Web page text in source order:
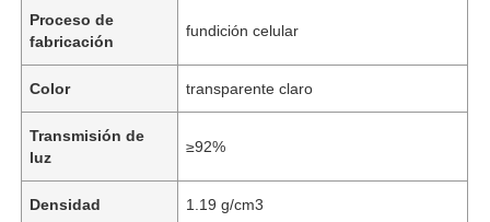
Proceso de
fabricación
fundición celular
Color transparente claro
Transmisión de
luz
≥92%
Densidad 1.19 g/cm3